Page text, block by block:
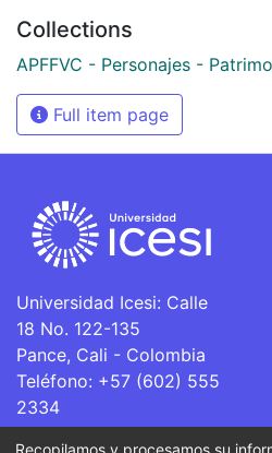
Collections
APFFVC - Personajes -
Full item page
Universidad Icesi: Calle
18 No. 122-135
Pance, Cali - Colombia
Teléfono: +57 (602) 555
2334
ventanillaunica@icesi.edu.co
Recopilamos y procesamos su